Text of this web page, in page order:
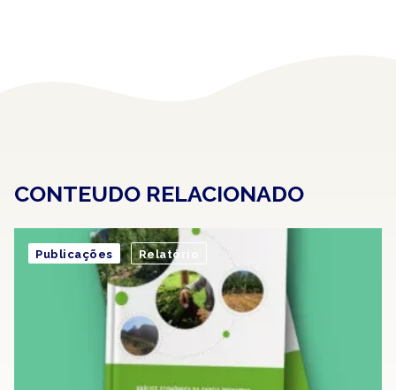
CONTEUDO RELACIONADO
Publicações Relatório